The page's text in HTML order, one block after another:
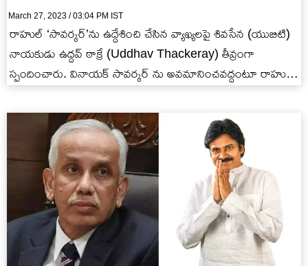
March 27, 2023 / 03:04 PM IST
రాహుల్ ‘సావర్కర్’ను ఉద్దేశించి చేసిన వ్యాఖ్యలపై శివసేన (యుబిటి)
నాయకుడు ఉద్దవ్ ఠాక్రే (Uddhav Thackeray) తీవ్రంగా
స్పందించారు. వినాయక్ సావర్కర్ ను అవమానించవద్దంటూ రాహుల్